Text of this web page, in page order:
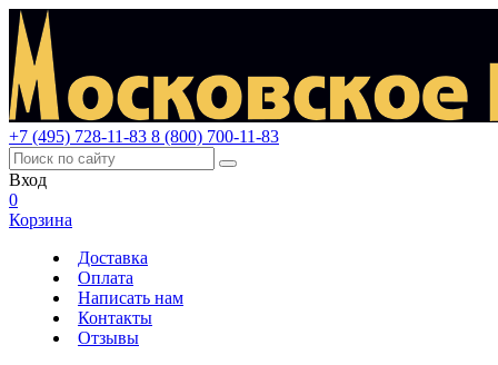
+7 (495) 728-11-83 8 (800) 700-11-83
Вход
0
Корзина
Доставка
Оплата
Написать нам
Контакты
Отзывы